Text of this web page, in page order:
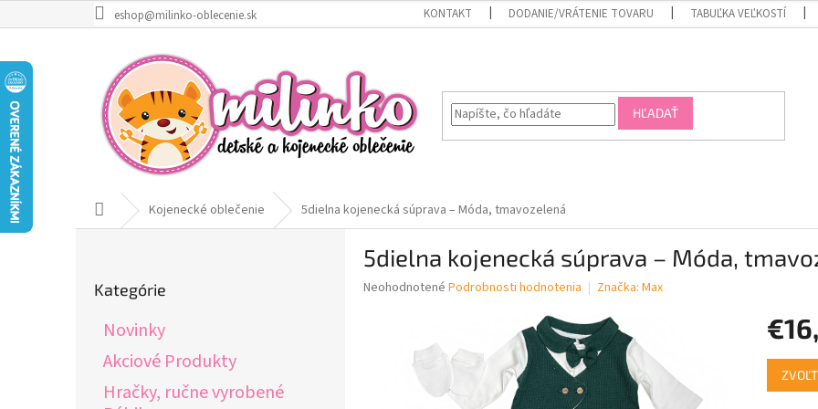
na
eshop@milinko-oblecenie.sk KONTAKT DODANIE/VRÁTENIE TOVARU TABUĽKA VEĽKOSTÍ
HĽADAŤ
DomovKojenecké oblečenie 5dielna kojenecká súprava – Móda, tmavozelená
kategórie
Kategórie
Novinky
Akciové Produkty
Hračky, ručne vyrobené
5dielna kojenecká súprava – Móda,
Priemerné
Neohodnotené Podrobnosti hodnotenia Značka: Max
cena: